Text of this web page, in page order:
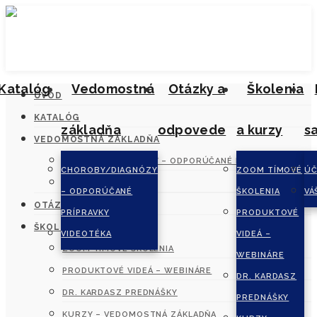
Vedomostná
základňa
CHOROBY/DIAGNÓZY
– ODPORÚČANÉ
PRÍPRAVKY
VIDEOTÉKA
Otázky a
odpovede
Školenia
a kurzy
ZOOM TÍMOVÉ
ŠKOLENIA
PRODUKTOVÉ
VIDEÁ –
WEBINÁRE
DR. KARDASZ
PREDNÁŠKY
ÚVOD
KATALÓG
VEDOMOSTNÁ ZÁKLADŇA
CHOROBY/DIAGNÓZY – ODPORÚČANÉ PRÍPRAVKY
OTÁZKY A ODPOVEDE
ŠKOLENIA A KURZY
ZOOM TÍMOVÉ ŠKOLENIA
PRODUKTOVÉ VIDEÁ – WEBINÁRE
DR. KARDASZ PREDNÁŠKY
KURZY – VEDOMOSTNÁ ZÁKLADŇA